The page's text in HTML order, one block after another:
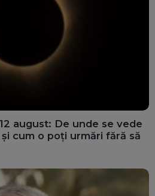
august: De unde se vede
cum o poți urmări fără să